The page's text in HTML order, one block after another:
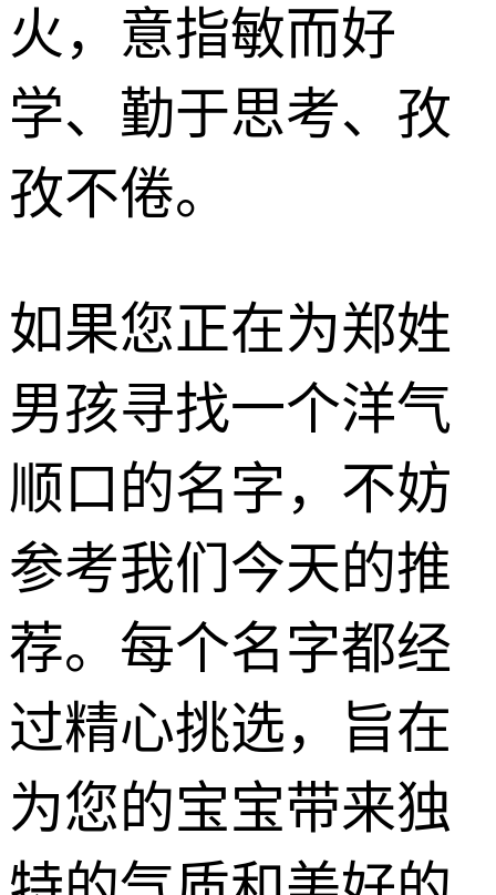
火 ，意指敏而好
学、勤于思考、孜
孜不倦。
如果您正在为郑姓
男孩寻找一个洋气
顺口的名字，不妨
参考我们今天的推
荐。每个名字都经
过精心挑选，旨在
为您的宝宝带来独